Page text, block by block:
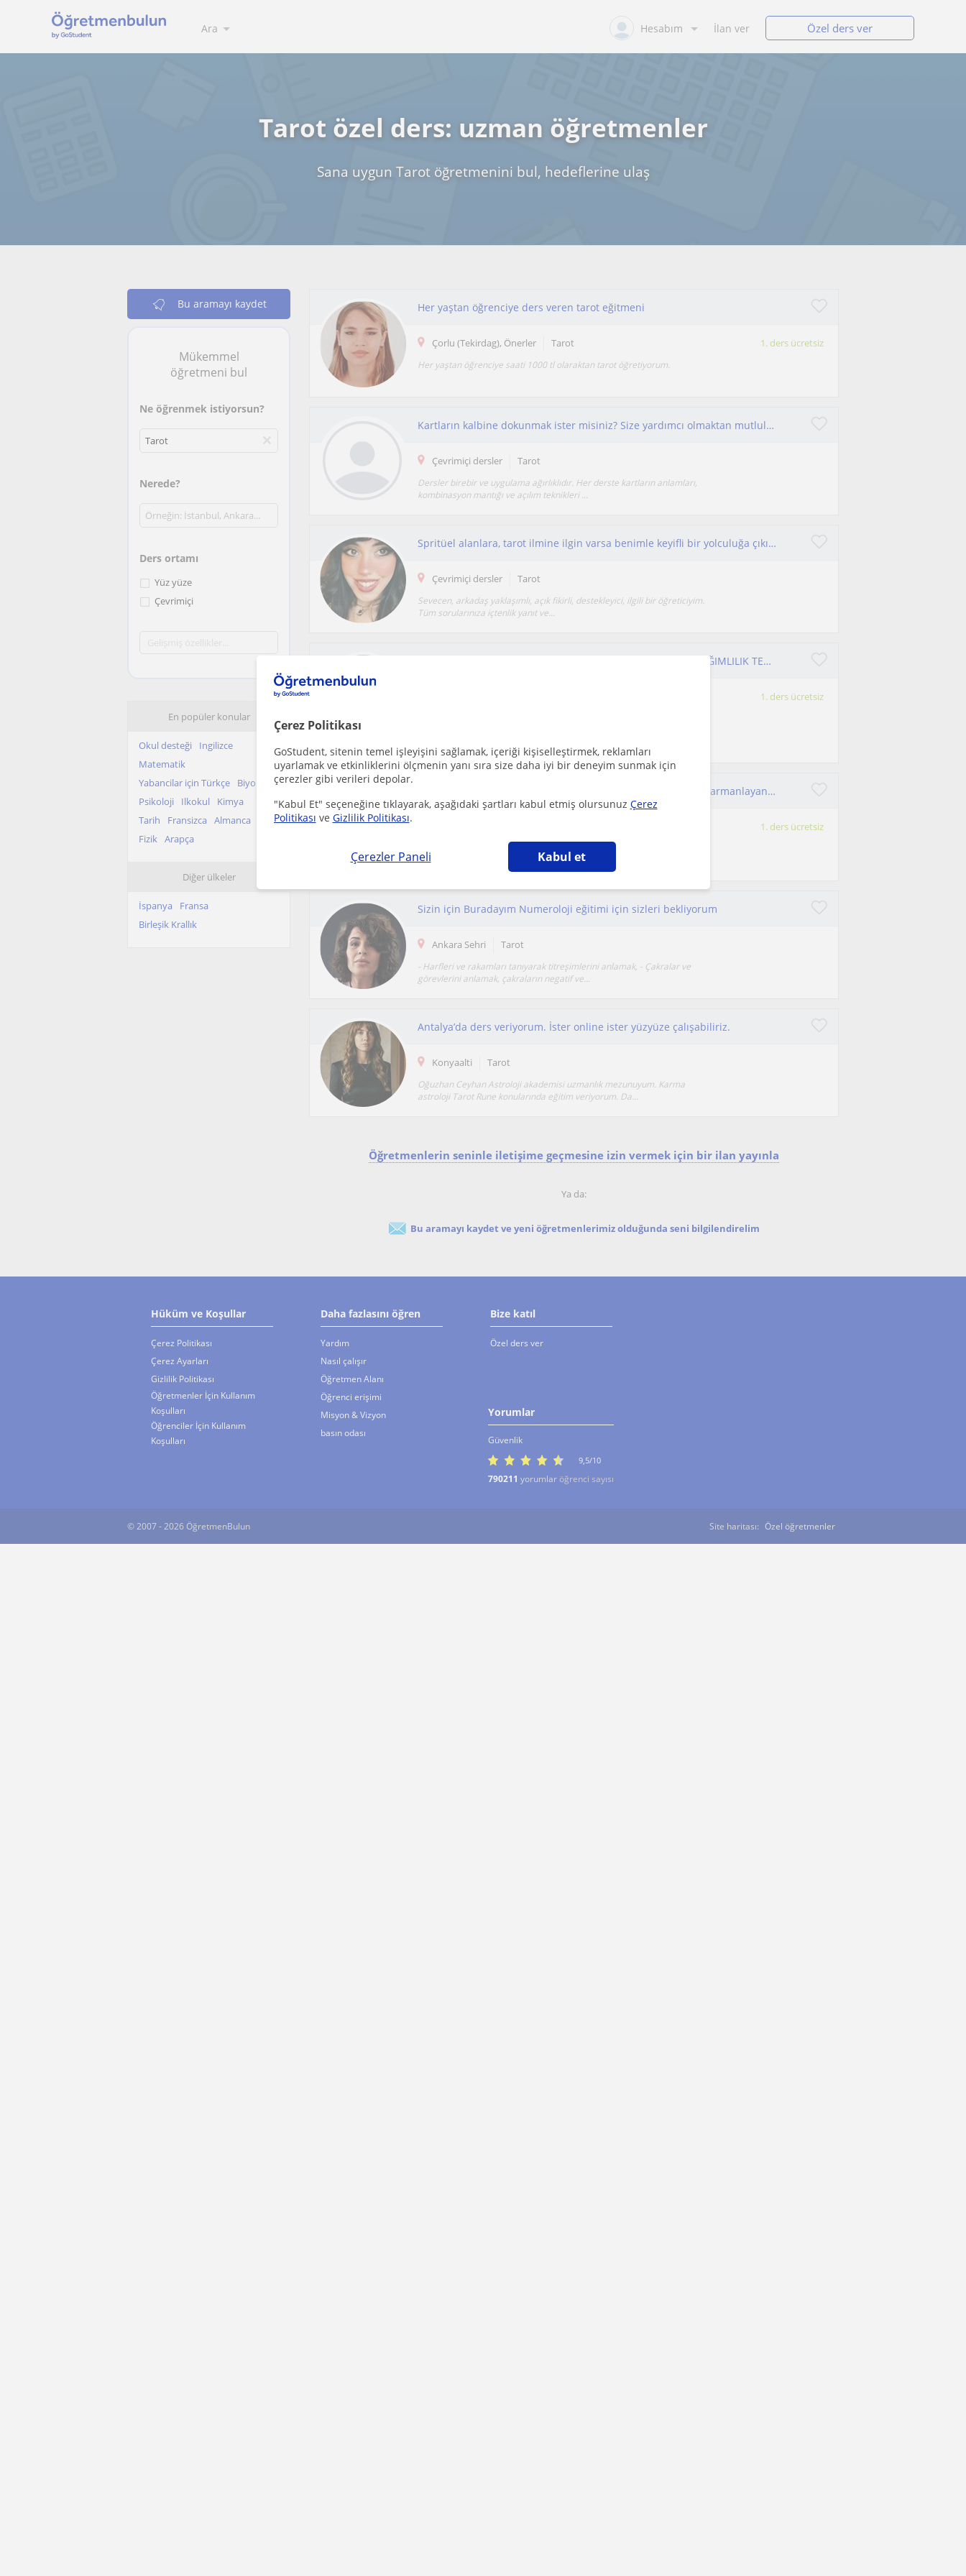
Çerez Politikası
GoStudent, sitenin temel işleyişini sağlamak, içeriği kişiselleştirmek, reklamları
uyarlamak ve etkinliklerini ölçmenin yanı sıra size daha iyi bir deneyim sunmak için
çerezler gibi verileri depolar.
"Kabul Et" seçeneğine tıklayarak, aşağıdaki şartları kabul etmiş olursunuz Çerez
Politikası ve Gizlilik Politikası.
Çerezler Paneli Kabul et
Ara Hesabım İlan ver Özel ders ver
Tarot özel ders: uzman öğretmenler
Sana uygun Tarot öğretmenini bul, hedeflerine ulaş
Bu aramayı kaydet
Mükemmel
öğretmeni bul
Ne öğrenmek istiyorsun?
Nerede?
Ders ortamı
Yüz yüze
Çevrimiçi
En popüler konular
Okul desteği
Ingilizce
Matematik
Yabancilar için Türkçe
Biyoloji
Psikoloji
Ilkokul
Kimya
Tarih
Fransizca
Almanca
Fizik Arapça
Diğer ülkeler
İspanya
Fransa
Birleşik Krallık
Her yaştan öğrenciye ders veren tarot eğitmeni
Çorlu (Tekirdag), Önerler Tarot 1. ders ücretsiz
Her yaştan öğrenciye saati 1000 tl olaraktan tarot öğretiyorum.
Kartların kalbine dokunmak ister misiniz? Size yardımcı olmaktan mutluluk duyarım !
Çevrimiçi dersler Tarot
Dersler birebir ve uygulama ağırlıklıdır. Her derste kartların anlamları,
kombinasyon mantığı ve açılım teknikleri ...
Spritüel alanlara, tarot ilmine ilgin varsa benimle keyifli bir yolculuğa çıkıp tarotun dilini benimle öğrenebilirsin
Çevrimiçi dersler Tarot
Sevecen, arkadaş yaklaşımlı, açık fikirli, destekleyici, ilgili bir öğreticiyim.
Tüm sorularınıza içtenlik yanıt ve...
TAROT & PANDÜL(SARKAÇ) ARINDIRMA&ŞİFALANDIRMA& BAĞIMLILIK TERAPİSİ MEDİTASYON EĞİTİM
1. ders ücretsiz
Her yaştan öğrenciye eğitim vermekte olan işini eğlence ile harmanlayan hem öğreten hem eğiten işinde başarılı kadın eğitmen
1. ders ücretsiz
Tarot,pandül,doğru meditasyon teknikleri,çakra blokajları açma,her
türlü bağımlılık tedavisi,enerji dengeleme,astra...
Sizin için Buradayım Numeroloji eğitimi için sizleri bekliyorum
Ankara Sehri Tarot
- Harfleri ve rakamları tanıyarak titreşimlerini anlamak, - Çakralar ve
görevlerini anlamak, çakraların negatif ve...
Antalya’da ders veriyorum. İster online ister yüzyüze çalışabiliriz.
Konyaalti Tarot
Oğuzhan Ceyhan Astroloji akademisi uzmanlık mezunuyum. Karma
astroloji Tarot Rune konularında eğitim veriyorum. Da...
Öğretmenlerin seninle iletişime geçmesine izin vermek için bir ilan yayınla
Ya da:
Bu aramayı kaydet ve yeni öğretmenlerimiz olduğunda seni bilgilendirelim
Hüküm ve Koşullar
Çerez Politikası
Çerez Ayarları
Gizlilik Politikası
Öğretmenler İçin Kullanım
Koşulları
Öğrenciler İçin Kullanım
Koşulları
Daha fazlasını öğren
Yardım
Nasıl çalışır
Öğretmen Alanı
Öğrenci erişimi
Misyon & Vizyon
basın odası
Bize katıl
Özel ders ver
Yorumlar
Güvenlik
9,5/10
790211 yorumlar öğrenci sayısı
© 2007 - 2026 ÖğretmenBulun Site haritası: Özel öğretmenler